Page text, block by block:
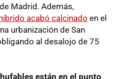
Madrid. Además,
acabó calcinado en el
urbanización de San
al desalojo de 75
están en el punto